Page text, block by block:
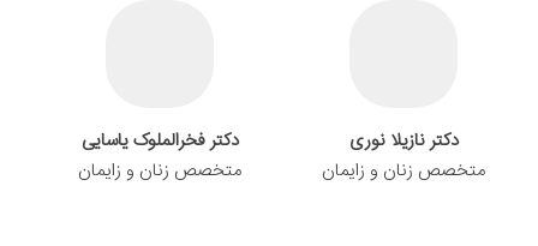
دکتر نازیلا نوری
متخصص زنان و زایمان
دکتر فخرالملوک یاسایی
متخصص زنان و زایمان